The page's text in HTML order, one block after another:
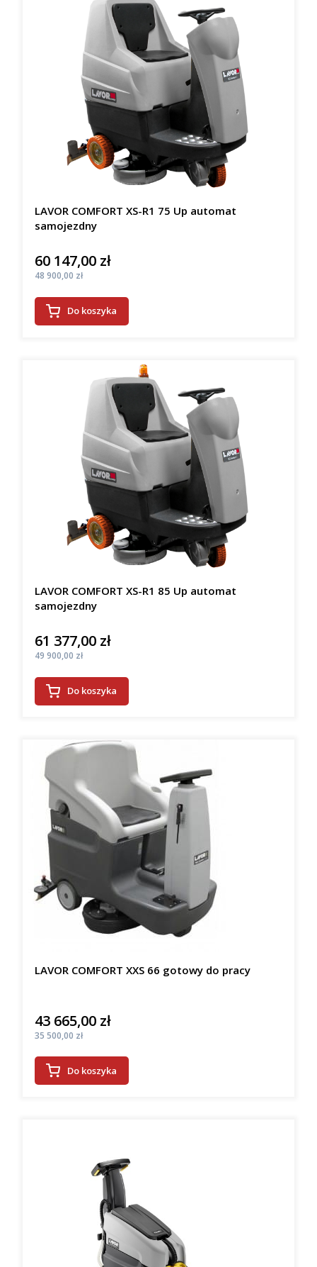
LAVOR COMFORT XS-R1 75 Up automat
samojezdny
Cena
60 147,00 zł
Cena
48 900,00 zł
Do koszyka
LAVOR COMFORT XS-R1 85 Up automat
samojezdny
Cena
61 377,00 zł
Cena
49 900,00 zł
Do koszyka
LAVOR COMFORT XXS 66 gotowy do pracy
Cena
43 665,00 zł
Cena
35 500,00 zł
Do koszyka